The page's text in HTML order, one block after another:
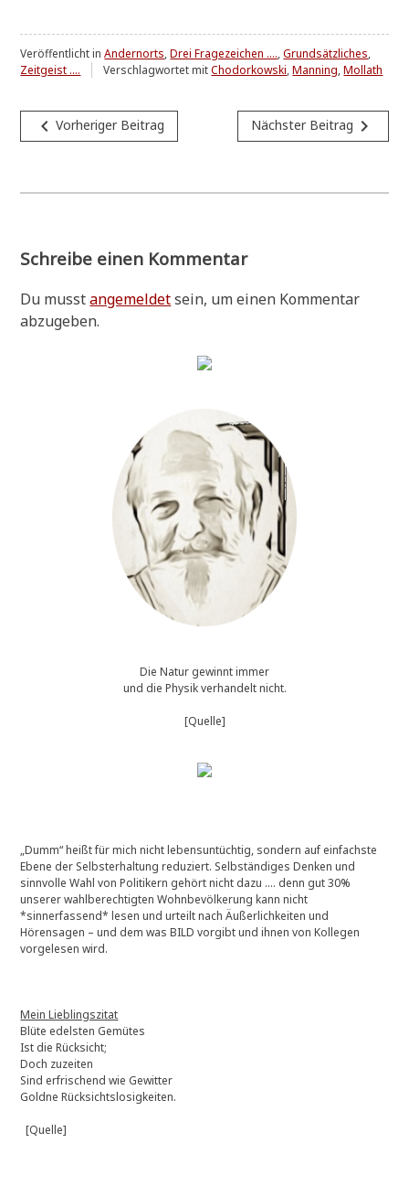
Veröffentlicht inAndernorts,Drei Fragezeichen ....,Grundsätzliches,
Zeitgeist ....
Verschlagwortet mitChodorkowski,Manning,Mollath
Beitragsnavigation
navigate_beforeVorheriger Beitrag Nächster Beitrag navigate_next
Schreibe einen Kommentar
Du musstangemeldetsein, um einen Kommentar
abzugeben.
Die Natur gewinnt immer
und die Physik verhandelt nicht.
[Quelle]
„Dumm“ heißt für mich nicht lebensuntüchtig, sondern auf einfachste
Ebene der Selbsterhaltung reduziert. Selbständiges Denken und
sinnvolle Wahl von Politikern gehört nicht dazu …. denn gut 30%
unserer wahlberechtigten Wohnbevölkerung kann nicht
*sinnerfassend* lesen und urteilt nach Äußerlichkeiten und
Hörensagen – und dem was BILD vorgibt und ihnen von Kollegen
vorgelesen wird.
Mein Lieblingszitat
Blüte edelsten Gemütes
Ist die Rücksicht;
Doch zuzeiten
Sind erfrischend wie Gewitter
Goldne Rücksichtslosigkeiten.
[Quelle]